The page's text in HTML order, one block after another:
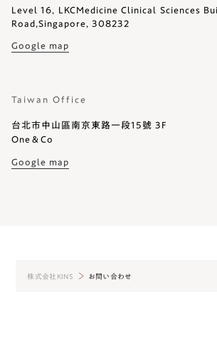
URL:https://corporate.yourkins.com/
6. 個人情報を提供されることの任意性につ
ご本人様が当社に個人情報を提供されるか
Level 16, LKCMedicine Clinical Sciences
Road,Singapore, 308232
Google map
Taiwan Office
台北市中山區南京東路一段15號 3F
One＆Co
Google map
株式会社KINS お問い合わせ